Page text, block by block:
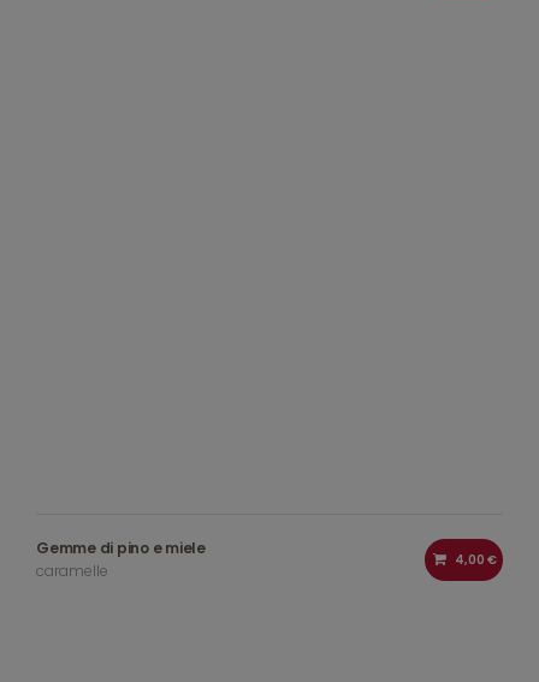
Gemme di pino e miele
caramelle
4,00 €